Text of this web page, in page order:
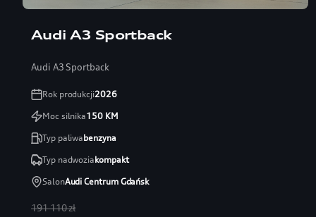
Audi A3 Sportback
Audi A3 Sportback
Rok produkcji2026
Moc silnika150KM
Typ paliwabenzyna
Typ nadwoziakompakt
SalonAudi Centrum Gdańsk
191 110 zł